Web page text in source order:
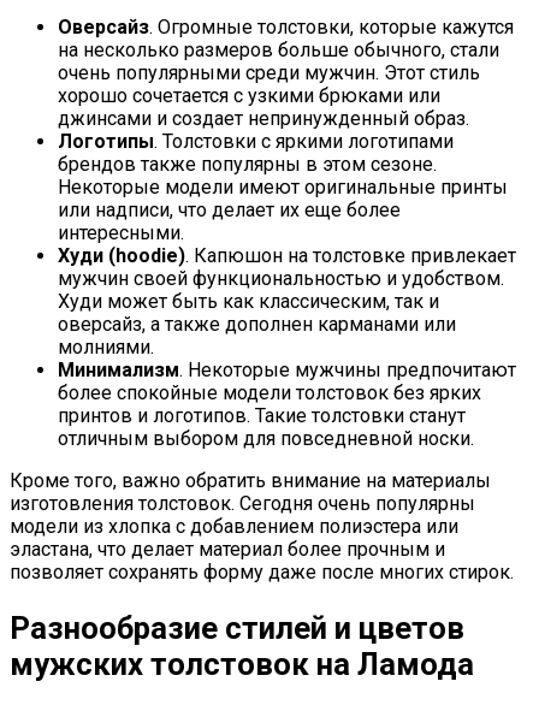
Оверсайз. Огромные толстовки, которые кажутся
на несколько размеров больше обычного, стали
очень популярными среди мужчин. Этот стиль
хорошо сочетается с узкими брюками или
джинсами и создает непринужденный образ.
Логотипы. Толстовки с яркими логотипами
брендов также популярны в этом сезоне.
Некоторые модели имеют оригинальные принты
или надписи, что делает их еще более
интересными.
Худи (hoodie). Капюшон на толстовке привлекает
мужчин своей функциональностью и удобством.
Худи может быть как классическим, так и
оверсайз, а также дополнен карманами или
молниями.
Минимализм. Некоторые мужчины предпочитают
более спокойные модели толстовок без ярких
принтов и логотипов. Такие толстовки станут
отличным выбором для повседневной носки.
Кроме того, важно обратить внимание на материалы
изготовления толстовок. Сегодня очень популярны
модели из хлопка с добавлением полиэстера или
эластана, что делает материал более прочным и
позволяет сохранять форму даже после многих стирок.
Разнообразие стилей и цветов
мужских толстовок на Ламода